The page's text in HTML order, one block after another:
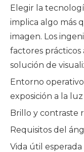
Elegir la
implica algo más
imagen. Los
factores prácticos
solución de
Entorno
exposición a la luz
Brillo y contraste
Requisitos del
Vida útil